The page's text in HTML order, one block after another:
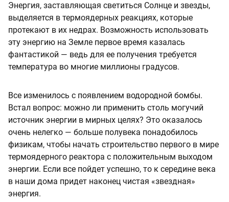
Энергия, заставляющая светиться Солнце и звезды,
выделяется в термоядерных реакциях, которые
протекают в их недрах. Возможность использовать
эту энергию на Земле первое время казалась
фантастикой — ведь для ее получения требуется
температура во многие миллионы градусов.
Все изменилось с появлением водородной бомбы.
Встал вопрос: можно ли применить столь могучий
источник энергии в мирных целях? Это оказалось
очень нелегко — больше полувека понадобилось
физикам, чтобы начать строительство первого в мире
термоядерного реактора с положительным выходом
энергии. Если все пойдет успешно, то к середине века
в наши дома придет наконец чистая «звездная»
энергия.